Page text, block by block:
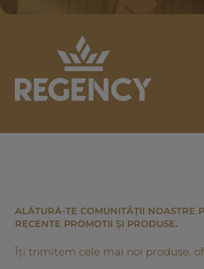
ALĂTURĂ-TE COMUNITĂȚII NOASTRE
RECENTE PROMOTII ȘI PRODUSE.
Îți trimitem cele mai noi produse,